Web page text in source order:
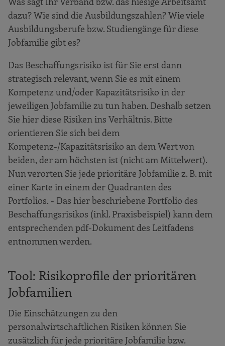
dazu? Wie sind die Ausbildungszahlen? Wie viele
Ausbildungsberufe bzw. Studiengänge für diese
Jobfamilie gibt es?
Das Beschaffungsrisiko ist für Sie erst dann
strategisch relevant, wenn Sie es mit einem
Kompetenz und/oder Kapazitätsrisiko in der
jeweiligen Jobfamilie zu tun haben. Deshalb setzen
Sie hier diese Risiken ins Verhältnis. Bitte
orientieren Sie sich bei dem
Kompetenz-/Kapazitätsrisiko an dem Wert von
beiden, der am höchsten ist (nicht am Mittelwert).
Nun verorten Sie jede prioritäre Jobfamilie z. B. mit
einer Karte in einem der Quadranten des
Portfolios. - Das hier beschriebene Portfolio des
Beschaffungsrisikos (inkl. Praxisbeispiel) kann dem
entsprechenden pdf-Dokument des Leitfadens
entnommen werden.
Tool: Risikoprofile der prioritären
Jobfamilien
Die Einschätzungen zu den
personalwirtschaftlichen Risiken können Sie
zusätzlich für jede prioritäre Jobfamilie bzw.